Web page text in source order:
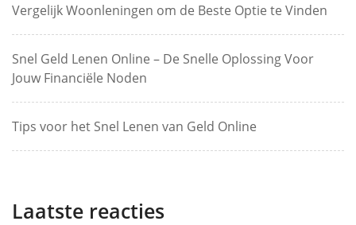
Vergelijk Woonleningen om de Beste Optie te Vinden
Snel Geld Lenen Online – De Snelle Oplossing Voor
Jouw Financiële Noden
Tips voor het Snel Lenen van Geld Online
Laatste reacties